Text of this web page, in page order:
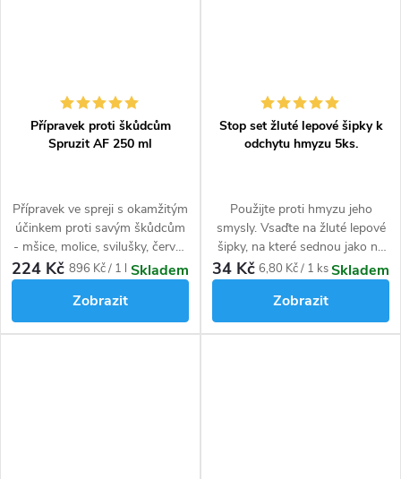
Přípravek proti škůdcům
Spruzit AF 250 ml
Přípravek ve spreji s okamžitým
účinkem proti savým škůdcům
- mšice, molice, svilušky, červci,
třásněnky atd. Hubí dospělce i
larvy.
224 Kč Měrná
896 Kč / 1 l Skladem
Zobrazit
Stop set žluté lepové šipky k
odchytu hmyzu 5ks.
Použijte proti hmyzu jeho
smysly. Vsaďte na žluté lepové
šipky, na které sednou jako na
lep molice, smutnice, vrtule,
dřepčíky, nosatci, létává imaga
mšic i octomilky. Stopset žluté
lepové šipky pomáhají
odchytávat škůdce na
34 Kč Měrná
6,80 Kč / 1 ksSkladem
Zobrazit